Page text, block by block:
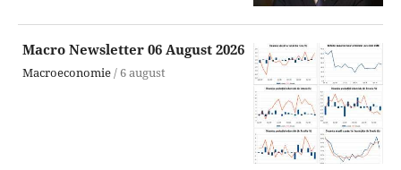
Macro Newsletter 06 August 2026
Macroeconomie /6 august